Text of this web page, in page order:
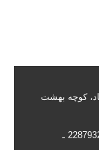
کوچه بهشت
22852057 ـ 22891970 ـ 22879322 ـ